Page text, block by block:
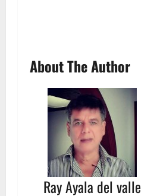
About The Author
Ray Ayala del valle